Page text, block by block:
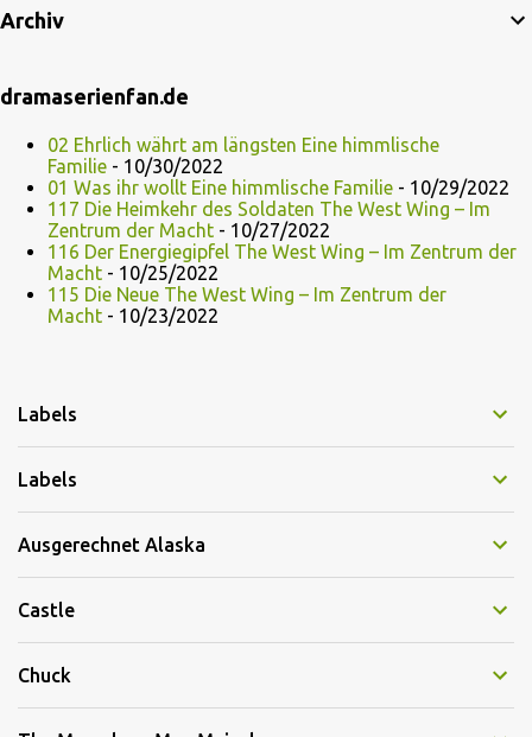
Archiv
dramaserienfan.de
02 Ehrlich währt am längsten Eine himmlische
Familie - 10/30/2022
01 Was ihr wollt Eine himmlische Familie - 10/29/2022
117 Die Heimkehr des Soldaten The West Wing – Im
Zentrum der Macht - 10/27/2022
116 Der Energiegipfel The West Wing – Im Zentrum der
Macht - 10/25/2022
115 Die Neue The West Wing – Im Zentrum der
Macht - 10/23/2022
Labels
Labels
Ausgerechnet Alaska
Castle
Chuck